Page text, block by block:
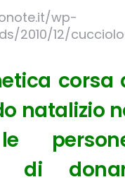
wp-
2010/12/
corsa
natalizio
di